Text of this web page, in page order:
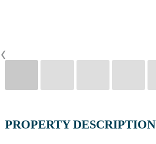
‹
PROPERTY DESCRIPTION